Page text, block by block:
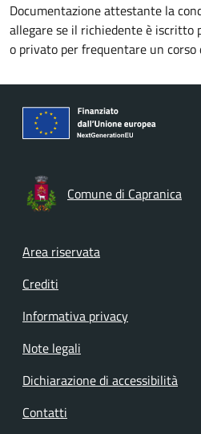
Documentazione attestante la
allegare se il richiedente è iscritto
o privato per frequentare un corso
Comune di Capranica
Footer menu
Area riservata
Crediti
Informativa privacy
Note legali
Dichiarazione di accessibilità
Contatti